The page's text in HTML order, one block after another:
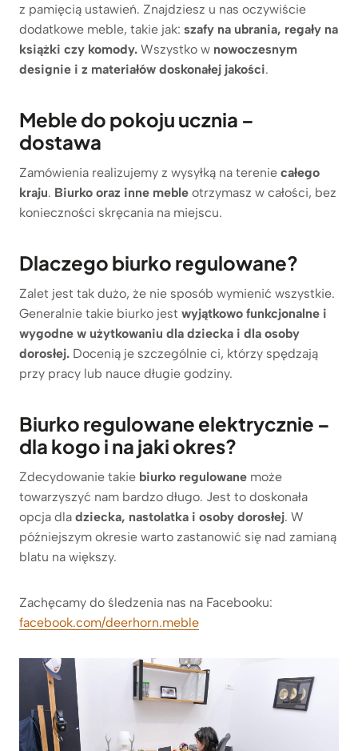
z pamięcią ustawień. Znajdziesz u nas oczywiście
dodatkowe meble, takie jak: szafy na ubrania, regały na
książki czy komody. Wszystko w nowoczesnym
designie i z materiałów doskonałej jakości.
Meble do pokoju ucznia –
dostawa
Zamówienia realizujemy z wysyłką na terenie całego
kraju. Biurko oraz inne meble otrzymasz w całości, bez
konieczności skręcania na miejscu.
Dlaczego biurko regulowane?
Zalet jest tak dużo, że nie sposób wymienić wszystkie.
Generalnie takie biurko jest wyjątkowo funkcjonalne i
wygodne w użytkowaniu dla dziecka i dla osoby
dorosłej. Docenią je szczególnie ci, którzy spędzają
przy pracy lub nauce długie godziny.
Biurko regulowane elektrycznie –
dla kogo i na jaki okres?
Zdecydowanie takie biurko regulowane może
towarzyszyć nam bardzo długo. Jest to doskonała
opcja dla dziecka, nastolatka i osoby dorosłej. W
późniejszym okresie warto zastanowić się nad zamianą
blatu na większy.
Zachęcamy do śledzenia nas na Facebooku:
facebook.com/deerhorn.meble